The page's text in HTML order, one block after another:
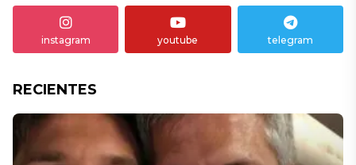
instagram youtube telegram
RECIENTES